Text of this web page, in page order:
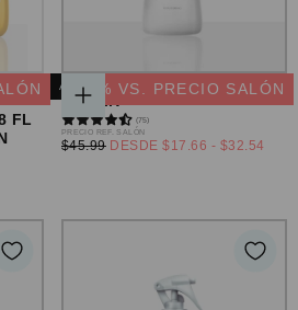
FL
AGOTADO
ELEGIR
OPCIONES
ACONDICIONADOR HYDRA
REPAIR
29 % VS. PRECIO SALÓN
(75)
PRECIO
REGULAR
PRECIO REF. SALÓN
$45.99 DESDE PRECIO
$17.66 - PRECIO
$32.54